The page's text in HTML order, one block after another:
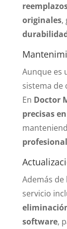
originales,
Aunque es
sistema de
En Doctor
precisas
profesional
Además
servicio
software,